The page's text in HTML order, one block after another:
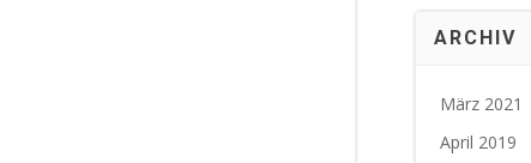
ARCHIV
März 2021
April 2019